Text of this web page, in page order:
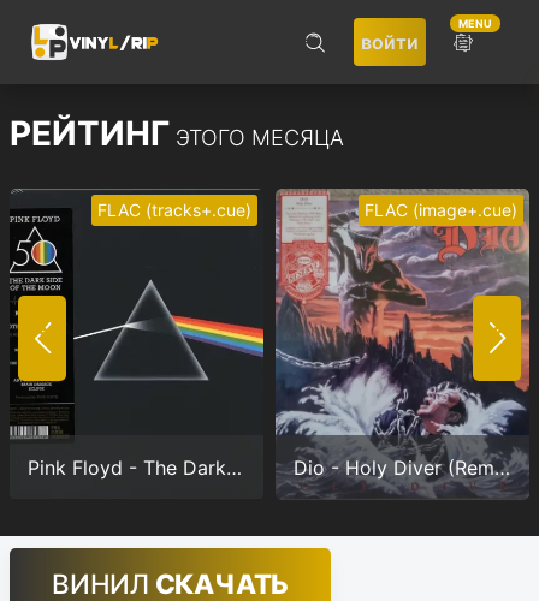
войти
Не запоминать меня
ВОЙТИ
Регистрация
MENU
ПОИСК
РЕЙТИНГ ЭТОГО МЕСЯЦА
FLAC (tracks+.cue)
Pink Floyd - The Dark Side Of The Moon (Anniversary version) (24/192.0)
FLAC (image+.cue)
Dio - Holy Diver (Remastered) (24/96.0)
ВИНИЛ СКАЧАТЬ